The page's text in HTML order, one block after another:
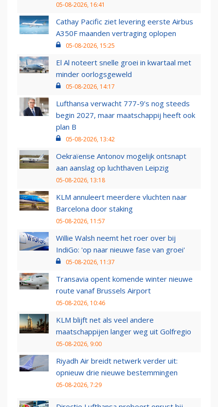
05-08-2026, 16:41
Cathay Pacific ziet levering eerste Airbus
A350F maanden vertraging oplopen
05-08-2026, 15:25
El Al noteert snelle groei in kwartaal met
minder oorlogsgeweld
05-08-2026, 14:17
Lufthansa verwacht 777-9’s nog steeds
begin 2027, maar maatschappij heeft ook
plan B
05-08-2026, 13:42
Oekraïense Antonov mogelijk ontsnapt
aan aanslag op luchthaven Leipzig
05-08-2026, 13:18
KLM annuleert meerdere vluchten naar
Barcelona door staking
05-08-2026, 11:57
Willie Walsh neemt het roer over bij
IndiGo: 'op naar nieuwe fase van groei'
05-08-2026, 11:37
Transavia opent komende winter nieuwe
route vanaf Brussels Airport
05-08-2026, 10:46
KLM blijft net als veel andere
maatschappijen langer weg uit Golfregio
05-08-2026, 9:00
Riyadh Air breidt netwerk verder uit:
opnieuw drie nieuwe bestemmingen
05-08-2026, 7:29